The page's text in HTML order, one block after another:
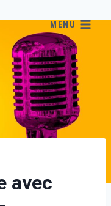
MENU
avec